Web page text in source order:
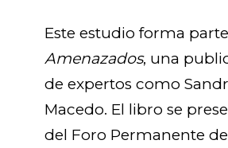
Este estudio forma
Amenazados, una
de expertos como
Macedo. El libro se
del Foro Permanente